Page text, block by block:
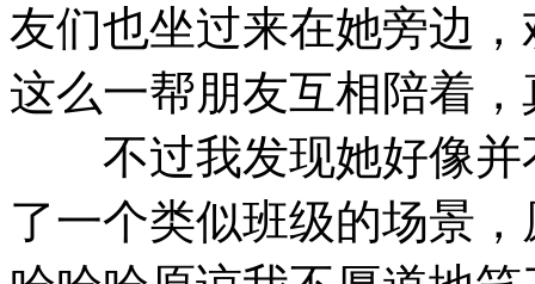
友们也坐过来在她旁边
这么一帮朋友互相陪着
不过我发现她好像并
了一个类似班级的场景